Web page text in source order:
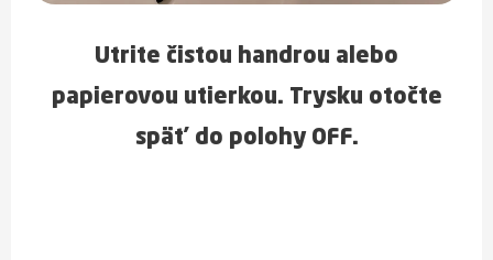
Utrite čistou handrou alebo
papierovou utierkou. Trysku otočte
späť do polohy OFF.